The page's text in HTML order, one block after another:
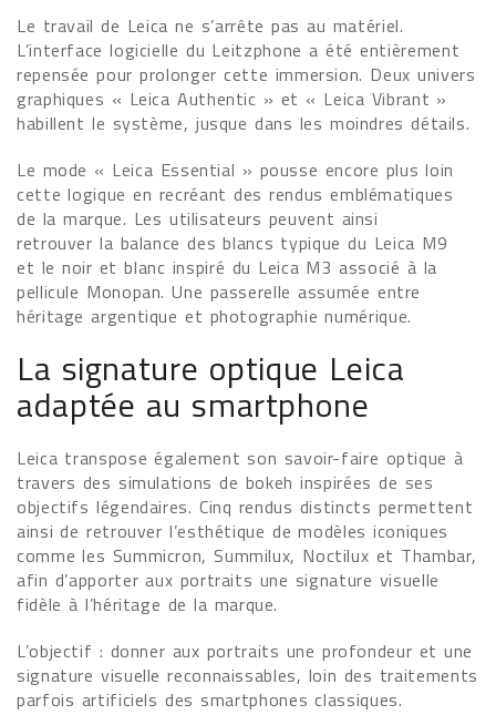
Le travail de Leica ne s’arrête pas au matériel.
L’interface logicielle du Leitzphone a été entièrement
repensée pour prolonger cette immersion. Deux univers
graphiques « Leica Authentic » et « Leica Vibrant »
habillent le système, jusque dans les moindres détails.
Le mode « Leica Essential » pousse encore plus loin
cette logique en recréant des rendus emblématiques
de la marque. Les utilisateurs peuvent ainsi
retrouver la balance des blancs typique du Leica M9
et le noir et blanc inspiré du Leica M3 associé à la
pellicule Monopan. Une passerelle assumée entre
héritage argentique et photographie numérique.
La signature optique Leica
adaptée au smartphone
Leica transpose également son savoir-faire optique à
travers des simulations de bokeh inspirées de ses
objectifs légendaires. Cinq rendus distincts permettent
ainsi de retrouver l’esthétique de modèles iconiques
comme les Summicron, Summilux, Noctilux et Thambar,
afin d’apporter aux portraits une signature visuelle
fidèle à l’héritage de la marque.
L’objectif : donner aux portraits une profondeur et une
signature visuelle reconnaissables, loin des traitements
parfois artificiels des smartphones classiques.